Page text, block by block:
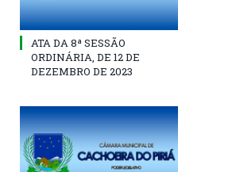
ATA DA 8ª SESSÃO
ORDINÁRIA, DE 12 DE
DEZEMBRO DE 2023